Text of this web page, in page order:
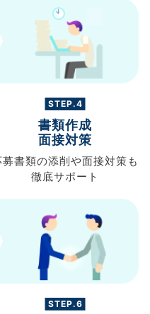
STEP.4
書類作成
面接対策
募書類の添削や面接対策も
徹底サポート
STEP.6